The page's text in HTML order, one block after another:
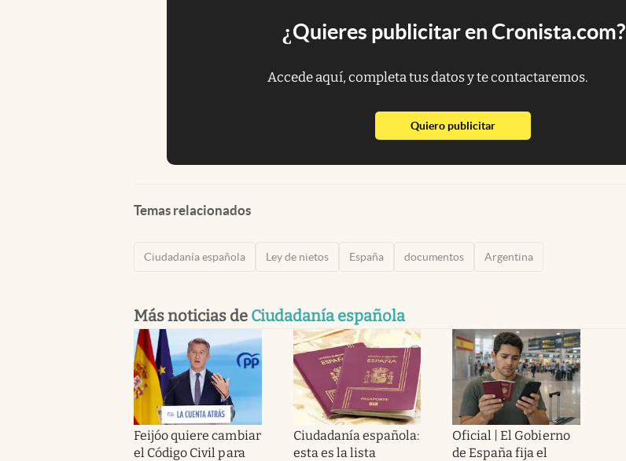
¿Quieres publicitar en Cronista.com?
Accede aquí, completa tus datos y te contactaremos.
Quiero publicitarabre en nueva pestaña
Temas relacionados
Ciudadanía española Ley de nietos España documentos Argentina
Más noticias de Ciudadanía española
Feijóo quiere cambiar
el Código Civil para
Ciudadanía española:
esta es la lista
Oficial | El Gobierno
de España fija el